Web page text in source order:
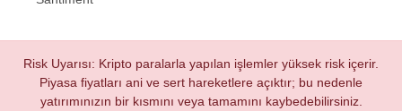
Risk Uyarısı: Kripto paralarla yapılan işlemler yüksek risk içerir.
Piyasa fiyatları ani ve sert hareketlere açıktır; bu nedenle
yatırımınızın bir kısmını veya tamamını kaybedebilirsiniz.